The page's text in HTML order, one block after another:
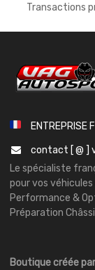
Transactions
ENTREPRISE
contact [ @ ]
Le spécialiste
pour vos
Performance &
Préparation
Boutique créée par